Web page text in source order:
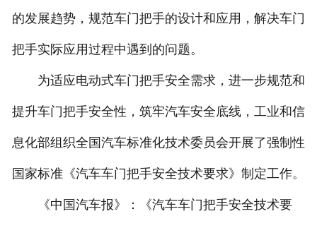
的发展趋势，规范车门把手的设计和应用，解决车门
把手实际应用过程中遇到的问题。
为适应电动式车门把手安全需求，进一步规范和
提升车门把手安全性，筑牢汽车安全底线，工业和信
息化部组织全国汽车标准化技术委员会开展了强制性
国家标准《汽车车门把手安全技术要求》制定工作。
《中国汽车报》：《汽车车门把手安全技术要